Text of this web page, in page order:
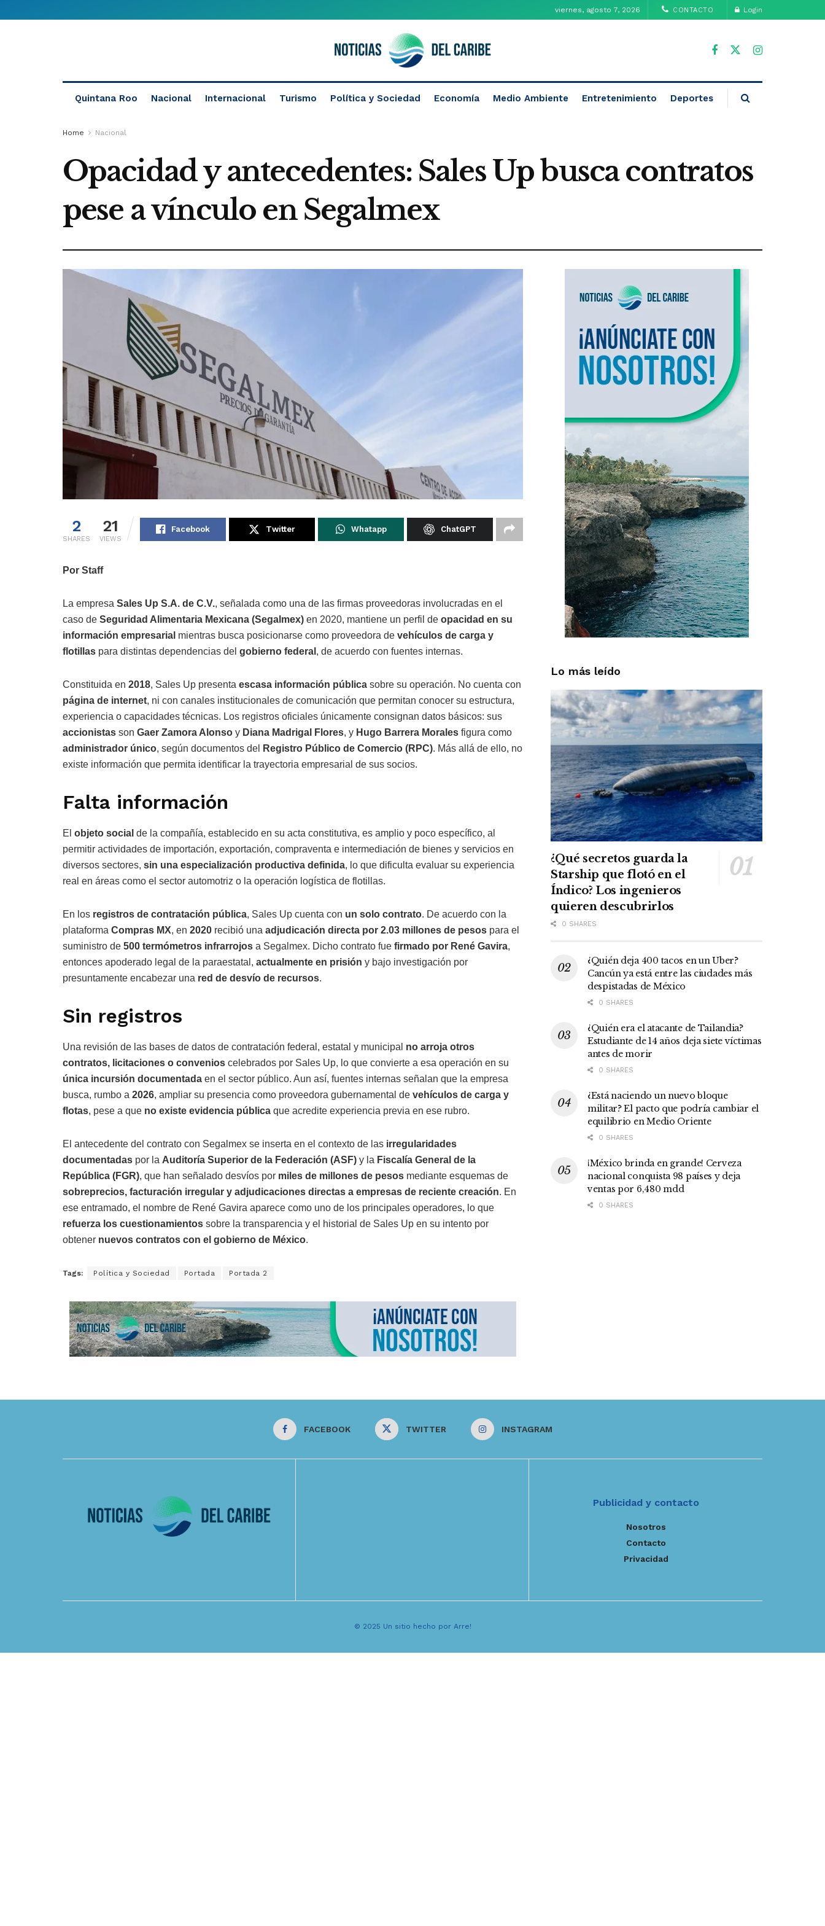
viernes, agosto 7, 2026 CONTACTO Login
Quintana Roo Nacional Internacional Turismo Política y Sociedad Economía Medio Ambiente Entretenimiento Deportes
Home Nacional
Opacidad y antecedentes: Sales Up busca contratos
pese a vínculo en Segalmex
2
SHARES
21
VIEWS
Facebook Twitter Whatapp ChatGPT
Por Staff
La empresa Sales Up S.A. de C.V., señalada como una de las firmas proveedoras involucradas en el
caso de Seguridad Alimentaria Mexicana (Segalmex) en 2020, mantiene un perfil de opacidad en su
información empresarial mientras busca posicionarse como proveedora de vehículos de carga y
flotillas para distintas dependencias del gobierno federal , de acuerdo con fuentes internas.
Constituida en 2018, Sales Up presenta escasa información pública sobre su operación. No cuenta con
página de internet, ni con canales institucionales de comunicación que permitan conocer su estructura,
experiencia o capacidades técnicas. Los registros oficiales únicamente consignan datos básicos: sus
accionistas son Gaer Zamora Alonso y Diana Madrigal Flores, y Hugo Barrera Morales figura como
administrador único, según documentos del Registro Público de Comercio (RPC). Más allá de ello, no
existe información que permita identificar la trayectoria empresarial de sus socios.
Falta información
El objeto social de la compañía, establecido en su acta constitutiva, es amplio y poco específico, al
permitir actividades de importación, exportación, compraventa e intermediación de bienes y servicios en
diversos sectores, sin una especialización productiva definida, lo que dificulta evaluar su experiencia
real en áreas como el sector automotriz o la operación logística de flotillas.
En los registros de contratación pública, Sales Up cuenta con un solo contrato. De acuerdo con la
plataforma Compras MX, en 2020 recibió una adjudicación directa por 2.03 millones de pesos para el
suministro de 500 termómetros infrarrojos a Segalmex. Dicho contrato fue firmado por René Gavira,
entonces apoderado legal de la paraestatal, actualmente en prisión y bajo investigación por
presuntamente encabezar una red de desvío de recursos.
Sin registros
Una revisión de las bases de datos de contratación federal, estatal y municipal no arroja otros
contratos, licitaciones o convenios celebrados por Sales Up, lo que convierte a esa operación en su
única incursión documentada en el sector público. Aun así, fuentes internas señalan que la empresa
busca, rumbo a 2026, ampliar su presencia como proveedora gubernamental de vehículos de carga y
flotas, pese a que no existe evidencia pública que acredite experiencia previa en ese rubro.
El antecedente del contrato con Segalmex se inserta en el contexto de las irregularidades
documentadas por la Auditoría Superior de la Federación (ASF) y la Fiscalía General de la
República (FGR), que han señalado desvíos por miles de millones de pesos mediante esquemas de
sobreprecios, facturación irregular y adjudicaciones directas a empresas de reciente creación. En
ese entramado, el nombre de René Gavira aparece como uno de los principales operadores, lo que
refuerza los cuestionamientos sobre la transparencia y el historial de Sales Up en su intento por
obtener nuevos contratos con el gobierno de México.
Tags: Política y Sociedad Portada Portada 2
Lo más leído
¿Qué secretos guarda la
Starship que flotó en el
Índico? Los ingenieros
quieren descubrirlos
0 SHARES
¿Quién deja 400 tacos en un Uber?
Cancún ya está entre las ciudades más
despistadas de México
0 SHARES
¿Quién era el atacante de Tailandia?
Estudiante de 14 años deja siete víctimas
antes de morir
0 SHARES
¿Está naciendo un nuevo bloque
militar? El pacto que podría cambiar el
equilibrio en Medio Oriente
0 SHARES
¡México brinda en grande! Cerveza
nacional conquista 98 países y deja
ventas por 6,480 mdd
0 SHARES
FACEBOOK TWITTER INSTAGRAM
Publicidad y contacto
Nosotros
Contacto
Privacidad
© 2025 Un sitio hecho por Arre!